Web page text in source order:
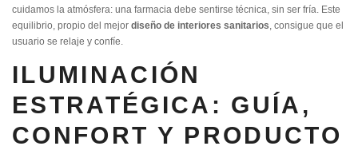
cuidamos la atmósfera: una farmacia debe sentirse técnica, sin ser fría. Este
equilibrio, propio del mejor diseño de interiores sanitarios , consigue que el
usuario se relaje y confíe.
ILUMINACIÓN
ESTRATÉGICA: GUÍA,
CONFORT Y PRODUCTO